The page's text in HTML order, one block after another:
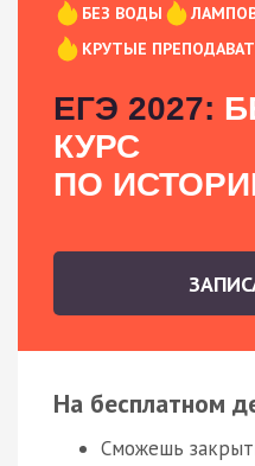
БЕЗ ВОДЫ
КРУТЫЕ
ЕГЭ 2027:
КУРС
ПО
На бесплатном
Сможешь